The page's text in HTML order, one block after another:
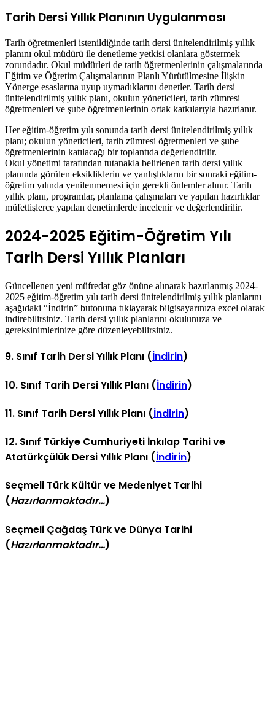
Tarih Dersi Yıllık Planının Uygulanması
Tarih öğretmenleri istenildiğinde tarih dersi ünitelendirilmiş yıllık
planını okul müdürü ile denetleme yetkisi olanlara göstermek
zorundadır. Okul müdürleri de tarih öğretmenlerinin çalışmalarında
Eğitim ve Öğretim Çalışmalarının Planlı Yürütülmesine İlişkin
Yönerge esaslarına uyup uymadıklarını denetler. Tarih dersi
ünitelendirilmiş yıllık planı, okulun yöneticileri, tarih zümresi
öğretmenleri ve şube öğretmenlerinin ortak katkılarıyla hazırlanır.
Her eğitim-öğretim yılı sonunda tarih dersi ünitelendirilmiş yıllık
planı; okulun yöneticileri, tarih zümresi öğretmenleri ve şube
öğretmenlerinin katılacağı bir toplantıda değerlendirilir.
Okul yönetimi tarafından tutanakla belirlenen tarih dersi yıllık
planında görülen eksikliklerin ve yanlışlıkların bir sonraki eğitim-
öğretim yılında yenilenmemesi için gerekli önlemler alınır. Tarih
yıllık planı, programlar, planlama çalışmaları ve yapılan hazırlıklar
müfettişlerce yapılan denetimlerde incelenir ve değerlendirilir.
2024-2025 Eğitim-Öğretim Yılı
Tarih Dersi Yıllık Planları
Güncellenen yeni müfredat göz önüne alınarak hazırlanmış 2024-
2025 eğitim-öğretim yılı tarih dersi ünitelendirilmiş yıllık planlarını
aşağıdaki “İndirin” butonuna tıklayarak bilgisayarınıza excel olarak
indirebilirsiniz. Tarih dersi yıllık planlarını okulunuza ve
gereksinimlerinize göre düzenleyebilirsiniz.
9. Sınıf Tarih Dersi Yıllık Planı (İndirin)
10. Sınıf Tarih Dersi Yıllık Planı (İndirin)
11. Sınıf Tarih Dersi Yıllık Planı (İndirin)
12. Sınıf Türkiye Cumhuriyeti İnkılap Tarihi ve
Atatürkçülük Dersi Yıllık Planı (İndirin)
Seçmeli Türk Kültür ve Medeniyet Tarihi
(Hazırlanmaktadır…)
Seçmeli Çağdaş Türk ve Dünya Tarihi
(Hazırlanmaktadır…)